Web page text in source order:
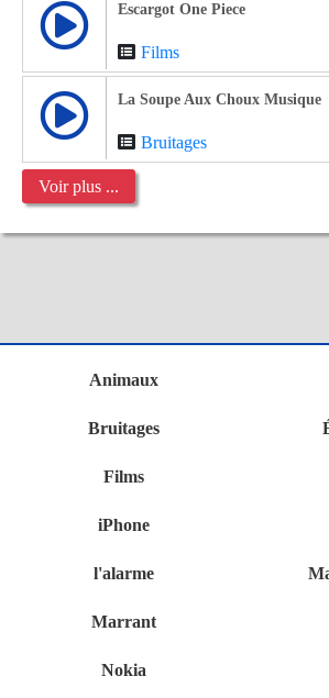
Escargot One Piece
Films
La Soupe Aux Choux Musique
Bruitages
Voir plus ...
Animaux
Bruitages
Films
iPhone
l'alarme
Marrant
Nokia